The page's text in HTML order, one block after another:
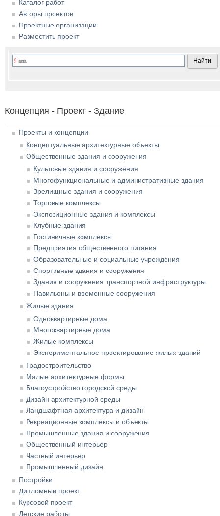
Каталог работ
Авторы проектов
Проектные организации
Разместить проект
Концепция - Проект - Здание
Проекты и концепции
Концептуальные архитектурные объекты
Общественные здания и сооружения
Культовые здания и сооружения
Многофункциональные и административные здания
Зрелищные здания и сооружения
Торговые комплексы
Экспозиционные здания и комплексы
Клубные здания
Гостиничные комплексы
Предприятия общественного питания
Образовательные и социальные учреждения
Спортивные здания и сооружения
Здания и сооружения транспортной инфраструктуры
Павильоны и временные сооружения
Жилые здания
Одноквартирные дома
Многоквартирные дома
Жилые комплексы
Экспериментальное проектирование жилых зданий
Градостроительство
Малые архитектурные формы
Благоустройство городской среды
Дизайн архитектурной среды
Ландшафтная архитектура и дизайн
Рекреационные комплексы и объекты
Промышленные здания и сооружения
Общественный интерьер
Частный интерьер
Промышленный дизайн
Постройки
Дипломный проект
Курсовой проект
Детские работы